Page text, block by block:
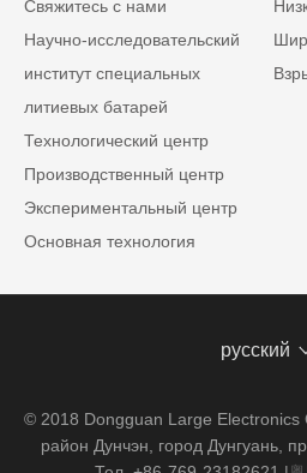
Свяжитесь с нами
Научно-исследовательский
институт специальных
литиевых батарей
Технологический центр
Производственный центр
Экспериментальный центр
Основная технология
русский
© 2018 Dongguan Large
район Дунчэн, город Дунгуань,